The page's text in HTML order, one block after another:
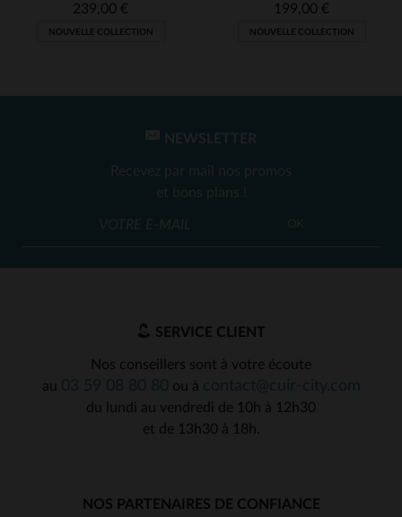
239,00 €
NOUVELLE COLLECTION
199,00 €
NOUVELLE COLLECTION
NEWSLETTER
Recevez par mail nos promos
et bons plans !
OK
SERVICE CLIENT
Nos conseillers sont à votre écoute
au
ou à
du lundi au vendredi de 10h à 12h30
et de 13h30 à 18h.
NOS PARTENAIRES DE CONFIANCE